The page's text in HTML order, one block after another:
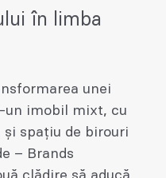
în limba
unei
un imobil mixt, cu
spațiu de birouri
– Brands